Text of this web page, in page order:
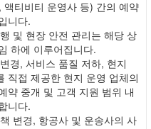
티비티 운영사 등) 간의 예약
니다.
및 현장 안전 관리는 해당 상
하에 이루어집니다.
경, 서비스 품질 저하, 현지
직접 제공한 현지 운영 업체의
약 중개 및 고객 지원 범위 내
니다.
변경, 항공사 및 운송사의 사